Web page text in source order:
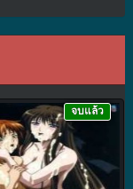
จบแล้ว